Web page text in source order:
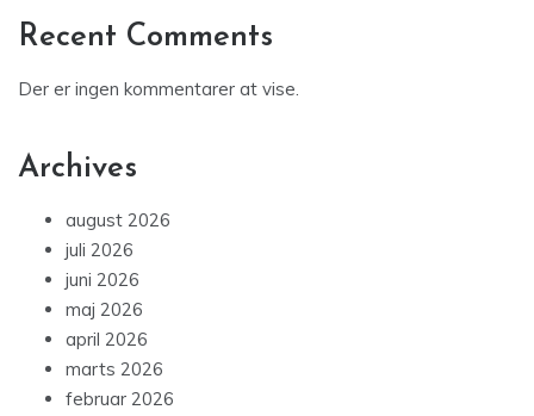
Recent Comments
Der er ingen kommentarer at vise.
Archives
august 2026
juli 2026
juni 2026
maj 2026
april 2026
marts 2026
februar 2026